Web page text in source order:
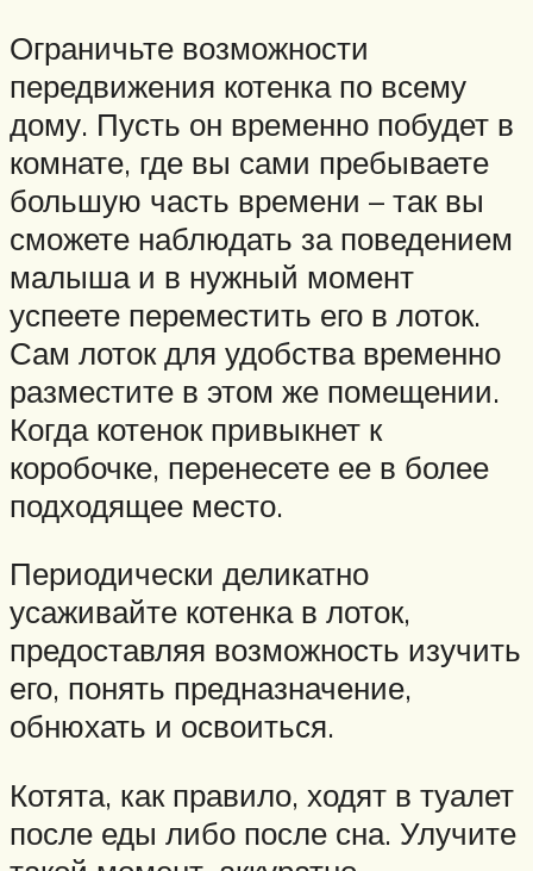
Ограничьте возможности
передвижения котенка по всему
дому. Пусть он временно побудет в
комнате, где вы сами пребываете
большую часть времени – так вы
сможете наблюдать за поведением
малыша и в нужный момент
успеете переместить его в лоток.
Сам лоток для удобства временно
разместите в этом же помещении.
Когда котенок привыкнет к
коробочке, перенесете ее в более
подходящее место.
Периодически деликатно
усаживайте котенка в лоток,
предоставляя возможность изучить
его, понять предназначение,
обнюхать и освоиться.
Котята, как правило, ходят в туалет
после еды либо после сна. Улучите